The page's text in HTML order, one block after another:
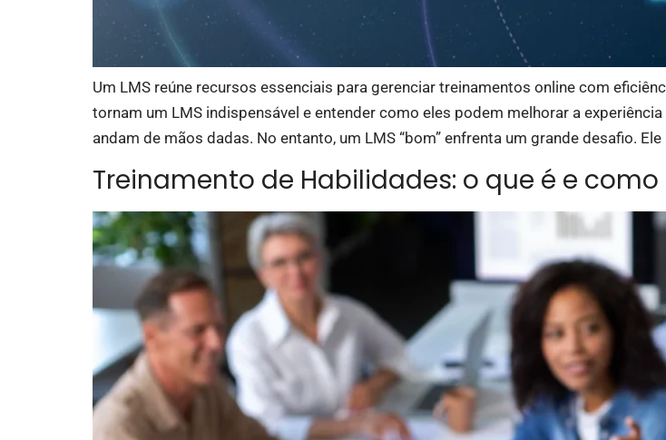
Um LMS reúne recursos essenciais para gerenciar treinamentos online com
tornam um LMS indispensável e entender como eles podem melhorar a
andam de mãos dadas. No entanto, um LMS “bom” enfrenta um grande desafio. Ele
Treinamento de Habilidades: o que é e